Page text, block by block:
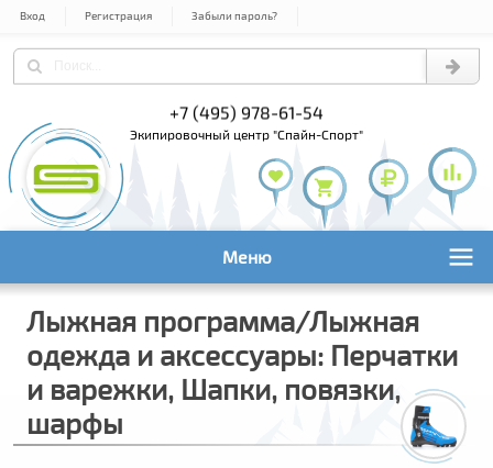
Вход Регистрация Забыли пароль?
+7 (495) 978-61-54
экипировочный центр "Спайн-Спорт"
Меню
Лыжная программа/Лыжная
одежда и аксессуары: Перчатки
и варежки, Шапки, повязки,
шарфы